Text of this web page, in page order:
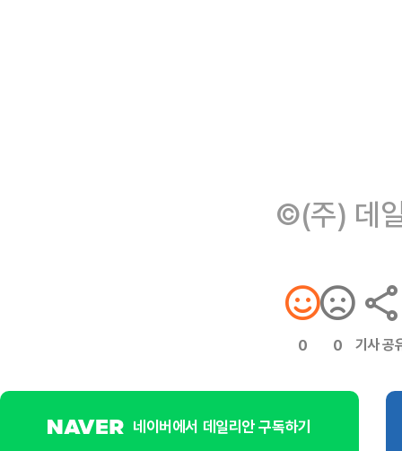
©(주) 데
0 0 기사 공
네이버에서 데일리안 구독하기